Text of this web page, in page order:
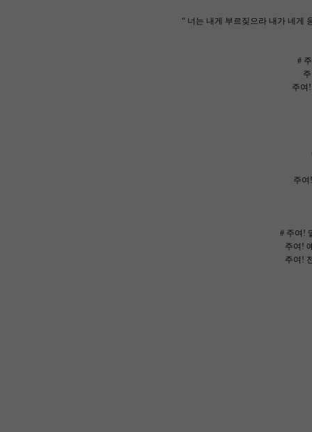
“ 너는 내게 부르짖으라 내가 네게
#
주여
주
# 주여!
주여!
주여!